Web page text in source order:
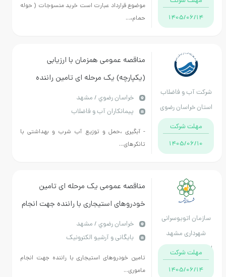
1405/06/14
موضوع قرارداد عبارت است خرید منسوجات ( حوله
آب و فاضلاب
خراسان رضوی
مهلت شرکت
1405/06/10
مناقصه عمومی همزمان با ارزیابی
(یکپارچه) یک مرحله ای تامین راننده
جهت تانکرهای آبرسانی و بیل زنجیری
سطح استان خراسان رضوی
خراسان رضوي / مشهد
پیمانکاران آب و فاضلاب
- آبگیری ،حمل و توزیع آب شرب و بهداشتی با
تانکرهای...
اتوبوسرانی
شهرداری مشهد
خراسان رضوی
مهلت شرکت
1405/06/14
مناقصه عمومی یک مرحله ای تامین
خودروهای استیجاری با راننده جهت انجام
ماموریت‎های اداری سازمان اتوبوسرانی
شهرداری مشهد مقدس
خراسان رضوي / مشهد
بایگانی و آرشیو الکترونیک
تامین خودروهای استیجاری با راننده جهت انجام
ماموری...